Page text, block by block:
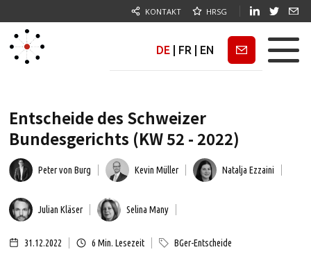
KONTAKT HRSG
DE FR EN Newsletter
Entscheide des Schweizer
Bundesgerichts (KW 52 - 2022)
Peter von Burg Kevin Müller Natalja Ezzaini
Julian Kläser Selina Many
31.12.2022 6 Min. Lesezeit BGer-Entscheide